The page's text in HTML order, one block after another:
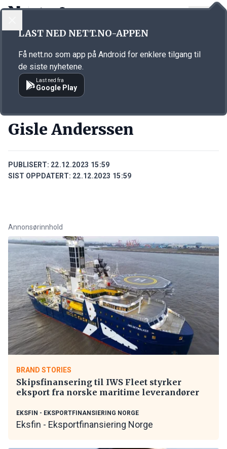
Annonsørinnhold
Gisle Anderssen
PUBLISERT: 22.12.2023 15:59
SIST OPPDATERT: 22.12.2023 15:59
Annonsørinnhold
BRAND STORIES
Skipsfinansering til IWS Fleet styrker
eksport fra norske maritime leverandører
EKSFIN - EKSPORTFINANSIERING NORGE
Eksfin - Eksportfinansiering Norge
LAST NED NETT.NO-APPEN
Få nett.no som app på Android for enklere tilgang til
de siste nyhetene.
Last ned fra
Google Play